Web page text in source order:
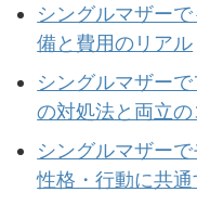
シングルマザー
備と費用のリアル
シングルマザー
の対処法と両立の
シングルマザー
性格・行動に共通